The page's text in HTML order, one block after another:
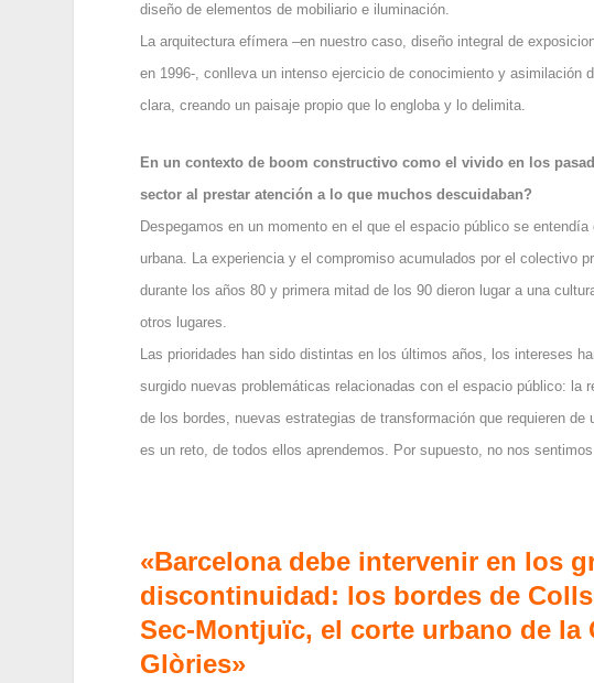
diseño de elementos de mobiliario e iluminación.
La arquitectura efímera –en nuestro caso, diseño integral de
en 1996-, conlleva un intenso ejercicio de conocimiento y asimilación
clara, creando un paisaje propio que lo engloba y lo delimita.
En un contexto de boom constructivo como el vivido en los
sector al prestar atención a lo que muchos descuidaban?
Despegamos en un momento en el que el espacio público se
urbana. La experiencia y el compromiso acumulados por el colectivo
durante los años 80 y primera mitad de los 90 dieron lugar a una
otros lugares.
Las prioridades han sido distintas en los últimos años, los intereses
surgido nuevas problemáticas relacionadas con el espacio público: la
de los bordes, nuevas estrategias de transformación que requieren
es un reto, de todos ellos aprendemos. Por supuesto, no nos sentimos
«Barcelona debe intervenir en los
discontinuidad: los bordes de
Sec-Montjuïc, el corte urbano de la
Glòries»